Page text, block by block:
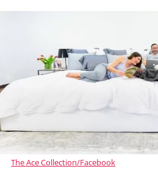
The Ace Collection/Facebook